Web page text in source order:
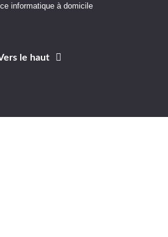
informatique à domicile
le haut